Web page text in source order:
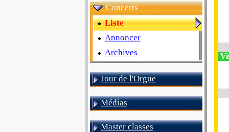
Concerts
Liste
Annoncer
Archives
Jour de l'Orgue
Médias
Master classes